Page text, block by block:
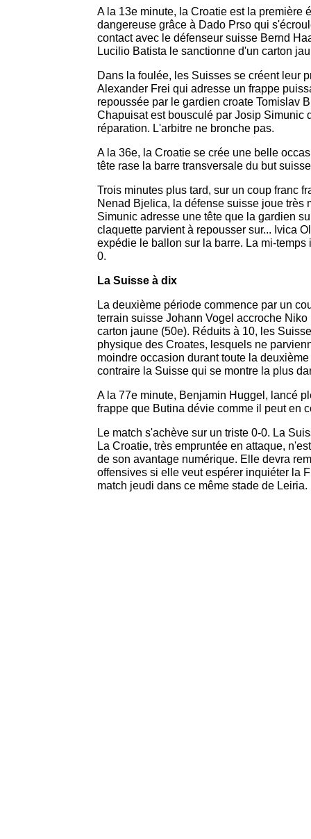
A la 13e minute, la Croatie est la première
dangereuse grâce à Dado Prso qui
contact avec le défenseur suisse Bernd
Lucilio Batista le sanctionne d'un carton
Dans la foulée, les Suisses se créent leur
Alexander Frei qui adresse un frappe
repoussée par le gardien croate Tomislav
Chapuisat est bousculé par Josip Simunic
réparation. L'arbitre ne bronche pas.
A la 36e, la Croatie se crée une belle
tête rase la barre transversale du but
Trois minutes plus tard, sur un coup franc
Nenad Bjelica, la défense suisse joue très
Simunic adresse une tête que la gardien
claquette parvient à repousser sur... Ivica
expédie le ballon sur la barre. La mi-temps
0.
La Suisse à dix
La deuxième période commence par un
terrain suisse Johann Vogel accroche
carton jaune (50e). Réduits à 10, les
physique des Croates, lesquels ne
moindre occasion durant toute la
contraire la Suisse qui se montre la plus
A la 77e minute, Benjamin Huggel, lancé
frappe que Butina dévie comme il peut en
Le match s'achève sur un triste 0-0. La
La Croatie, très empruntée en attaque,
de son avantage numérique. Elle devra
offensives si elle veut espérer inquiéter la
match jeudi dans ce même stade de Leiria.